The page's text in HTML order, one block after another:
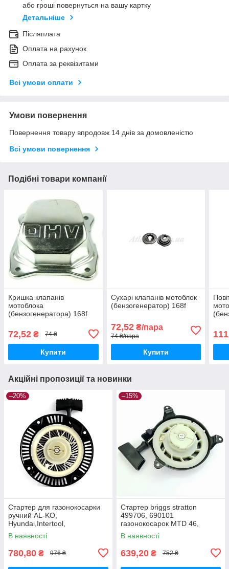
або гроші повернуться на вашу картку
Детальніше
Післяплата
Оплата на рахунок
Оплата за реквізитами
Всі умови оплати
Умови повернення
Повернення товару впродовж 14 днів за домовленістю
Всі умови повернення
Подібні товари компанії
Кришка клапанів
мотоблока
(бензогенератора) 168f
72,52 ₴ 74 ₴
Купити
Сухарі клапанів мотоблок
(бензогенератор) 168f
72,52₴/пара
74 ₴/пара
Купити
Акційні пропозиції та новинки
–20%
Стартер для газонокосарки
ручний AL-KO,
Hyundai,Intertool,
NAC,VITALS, ПріТОН,Iron
Angel,Einhell
В наявності
780,80 ₴ 976 ₴
–15%
Стартер briggs stratton
499706, 690101
газонокосарок MTD 46,
Viking, ALKO
В наявності
639,20 ₴ 752 ₴